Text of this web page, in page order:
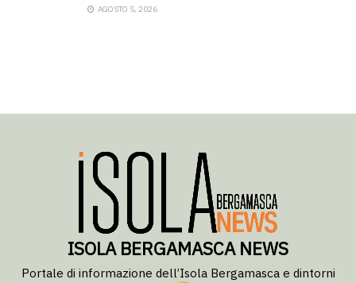
AGOSTO 5, 2026
ISOLA BERGAMASCA NEWS
Portale di informazione dell’Isola Bergamasca e dintorni